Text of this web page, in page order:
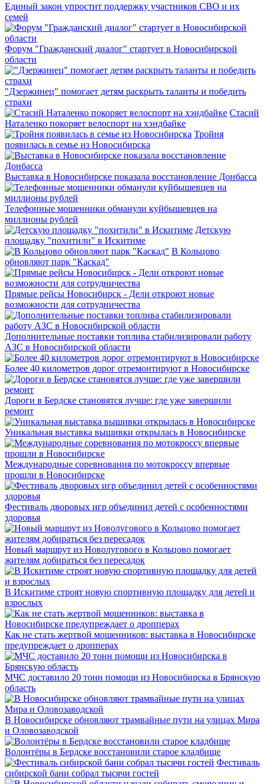
Единый закон упростит поддержку участников СВО и их
семей
Форум "Гражданский диалог" стартует в Новосибирской
области
"Дзержинец" помогает детям раскрыть таланты и победить
страхи
Стасий
Наталенко покоряет велоспорт на хэндбайке
Тройня
появилась в семье из Новосибирска
Выставка в Новосибирске показала восстановление Донбасса
Телефонные мошенники обманули куйбышевцев на
миллионы рублей
Детскую
площадку "похитили" в Искитиме
В Кольцово
обновляют парк "Каскад"
Прямые рейсы Новосибирск - Дели откроют новые
возможности для сотрудничества
Дополнительные поставки топлива стабилизировали работу
АЗС в Новосибирской области
Более 40 километров дорог отремонтируют в Новосибирске
Дороги в Бердске становятся лучше: где уже завершили
ремонт
Уникальная выставка вышивки открылась в Новосибирске
Международные соревнования по мотокроссу впервые
прошли в Новосибирске
Фестиваль дворовых игр объединил детей с особенностями
здоровья
Новый маршрут из Новолугового в Кольцово помогает
жителям добираться без пересадок
В Искитиме строят новую спортивную площадку для детей и
взрослых
Как не стать жертвой мошенников: выставка в Новосибирске
предупреждает о дропперах
МЧС доставило 20 тонн помощи из Новосибирска в Брянскую
область
В Новосибирске обновляют трамвайные пути на улицах Мира
и Оловозаводской
Волонтёры в Бердске восстановили старое кладбище
Фестиваль
сибирской бани собрал тысячи гостей